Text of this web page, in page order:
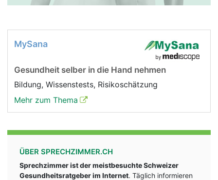
MySana
Gesundheit selber in die Hand nehmen
Bildung, Wissenstests, Risikoschätzung
Mehr zum Thema
ÜBER SPRECHZIMMER.CH
Sprechzimmer ist der meistbesuchte Schweizer
Gesundheitsratgeber im Internet. Täglich informieren